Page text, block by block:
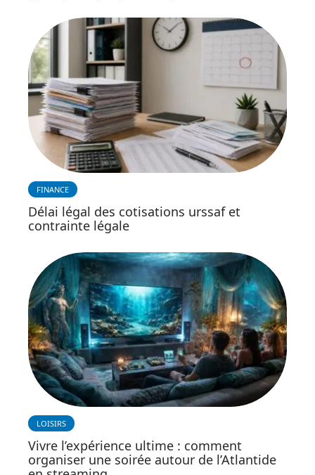
FINANCE
Délai légal des cotisations urssaf et
contrainte légale
LOISIRS
Vivre l’expérience ultime : comment
organiser une soirée autour de l’Atlantide